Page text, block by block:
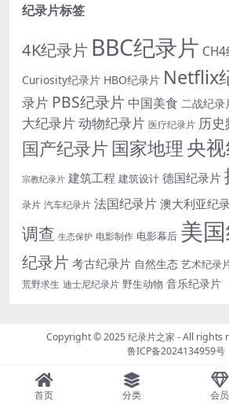
纪录片标签
4K纪录片 BBC纪录片
Curiosity纪录片 HBO纪录片 Netflix
录片 PBS纪录片 中国美食 二战纪录
大纪录片动物纪录片 医疗纪录片 历史
国产纪录片 国家地理 央
宗教纪录片 建筑工程 建筑设计 德国纪录片
录片 汽车纪录片 法国纪录片 澳大利亚纪
调查 生态保护 电影制作 电影幕后 美
纪录片考古纪录片 自然生态 艺术纪录
荒野求生 迪士尼纪录片 野生动物 音乐纪录片
Copyright © 2025纪录片之家 - All rights
鲁ICP备2024134959号
首页 分类 会员